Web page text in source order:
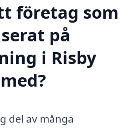
företag som
på
i Risby
del av många